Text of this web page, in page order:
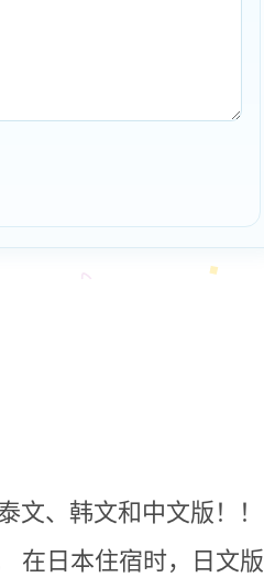
、韩文和中文版！！
在日本住宿时，日文版